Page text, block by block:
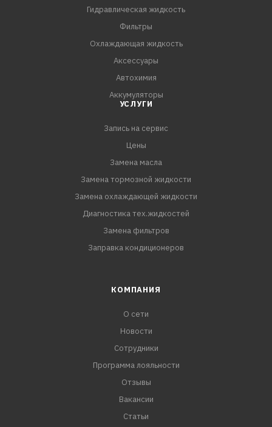
Гидравлическая жидкость
Фильтры
Охлаждающая жидкость
Аксессуары
Автохимия
Аккумуляторы
УСЛУГИ
Запись на сервис
Цены
Замена масла
Замена тормозной жидкости
Замена охлаждающей жидкости
Диагностика тех.жидкостей
Замена фильтров
Заправка кондиционеров
КОМПАНИЯ
О сети
Новости
Сотрудники
Программа лояльности
Отзывы
Вакансии
Статьи